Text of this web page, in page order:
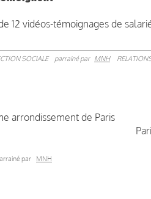
12 vidéos-témoignages de
SOCIALE parrainé par MNH
arrondissement de Paris
par MNH